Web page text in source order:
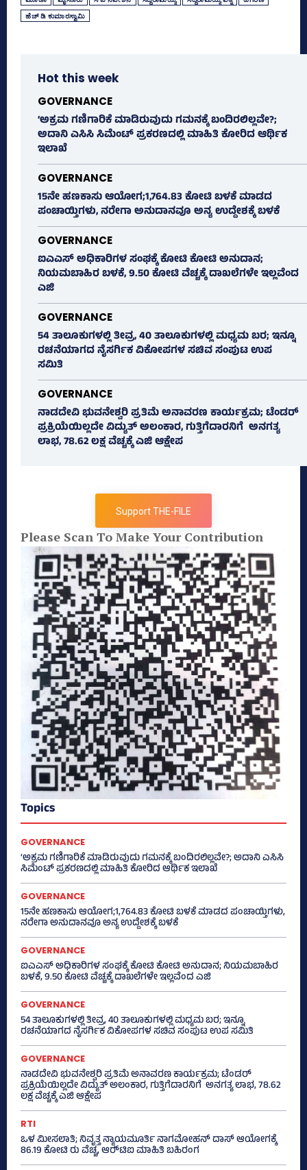
ಹೆಚ್‌ ಡಿ ಕುಮಾರಸ್ವಾಮಿ
Hot this week
GOVERNANCE
‘ಅಕ್ರಮ ಗಣಿಗಾರಿಕೆ ಮಾಡಿರುವುದು ಗಮನಕ್ಕೆ ಬಂದಿರಲಿಲ್ಲವೇ?;
ಅದಾನಿ ಎಸಿಸಿ ಸಿಮೆಂಟ್ ಪ್ರಕರಣದಲ್ಲಿ ಮಾಹಿತಿ ಕೋರಿದ ಆರ್ಥಿಕ
ಇಲಾಖೆ
GOVERNANCE
15ನೇ ಹಣಕಾಸು ಆಯೋಗ;1,764.83 ಕೋಟಿ ಬಳಕೆ ಮಾಡದ
ಪಂಚಾಯ್ತಿಗಳು, ನರೇಗಾ ಅನುದಾನವೂ ಅನ್ಯ ಉದ್ದೇಶಕ್ಕೆ ಬಳಕೆ
GOVERNANCE
ಐಎಎಸ್‌ ಅಧಿಕಾರಿಗಳ ಸಂಘಕ್ಕೆ ಕೋಟಿ ಕೋಟಿ ಅನುದಾನ;
ನಿಯಮಬಾಹಿರ ಬಳಕೆ, 9.50 ಕೋಟಿ ವೆಚ್ಚಕ್ಕೆ ದಾಖಲೆಗಳೇ ಇಲ್ಲವೆಂದ
ಎಜಿ
GOVERNANCE
54 ತಾಲೂಕುಗಳಲ್ಲಿ ತೀವ್ರ, 40 ತಾಲೂಕುಗಳಲ್ಲಿ ಮಧ್ಯಮ ಬರ; ಇನ್ನೂ
ರಚನೆಯಾಗದ ನೈಸರ್ಗಿಕ ವಿಕೋಪಗಳ ಸಚಿವ ಸಂಪುಟ ಉಪ
ಸಮಿತಿ
GOVERNANCE
ನಾಡದೇವಿ ಭುವನೇಶ್ವರಿ ಪ್ರತಿಮೆ ಅನಾವರಣ ಕಾರ್ಯಕ್ರಮ; ಟೆಂಡರ್
ಪ್ರಕ್ರಿಯೆಯಿಲ್ಲದೇ ವಿದ್ಯುತ್‌ ಅಲಂಕಾರ, ಗುತ್ತಿಗೆದಾರನಿಗೆ ಅನಗತ್ಯ
ಲಾಭ, 78.62 ಲಕ್ಷ ವೆಚ್ಚಕ್ಕೆ ಎಜಿ ಆಕ್ಷೇಪ
Support THE-FILE
Please Scan To Make Your Contribution
Topics
GOVERNANCE
‘ಅಕ್ರಮ ಗಣಿಗಾರಿಕೆ ಮಾಡಿರುವುದು ಗಮನಕ್ಕೆ ಬಂದಿರಲಿಲ್ಲವೇ?; ಅದಾನಿ ಎಸಿಸಿ
ಸಿಮೆಂಟ್ ಪ್ರಕರಣದಲ್ಲಿ ಮಾಹಿತಿ ಕೋರಿದ ಆರ್ಥಿಕ ಇಲಾಖೆ
GOVERNANCE
15ನೇ ಹಣಕಾಸು ಆಯೋಗ;1,764.83 ಕೋಟಿ ಬಳಕೆ ಮಾಡದ ಪಂಚಾಯ್ತಿಗಳು,
ನರೇಗಾ ಅನುದಾನವೂ ಅನ್ಯ ಉದ್ದೇಶಕ್ಕೆ ಬಳಕೆ
GOVERNANCE
ಐಎಎಸ್‌ ಅಧಿಕಾರಿಗಳ ಸಂಘಕ್ಕೆ ಕೋಟಿ ಕೋಟಿ ಅನುದಾನ; ನಿಯಮಬಾಹಿರ
ಬಳಕೆ, 9.50 ಕೋಟಿ ವೆಚ್ಚಕ್ಕೆ ದಾಖಲೆಗಳೇ ಇಲ್ಲವೆಂದ ಎಜಿ
GOVERNANCE
54 ತಾಲೂಕುಗಳಲ್ಲಿ ತೀವ್ರ, 40 ತಾಲೂಕುಗಳಲ್ಲಿ ಮಧ್ಯಮ ಬರ; ಇನ್ನೂ
ರಚನೆಯಾಗದ ನೈಸರ್ಗಿಕ ವಿಕೋಪಗಳ ಸಚಿವ ಸಂಪುಟ ಉಪ ಸಮಿತಿ
GOVERNANCE
ನಾಡದೇವಿ ಭುವನೇಶ್ವರಿ ಪ್ರತಿಮೆ ಅನಾವರಣ ಕಾರ್ಯಕ್ರಮ; ಟೆಂಡರ್
ಪ್ರಕ್ರಿಯೆಯಿಲ್ಲದೇ ವಿದ್ಯುತ್‌ ಅಲಂಕಾರ, ಗುತ್ತಿಗೆದಾರನಿಗೆ ಅನಗತ್ಯ ಲಾಭ, 78.62
ಲಕ್ಷ ವೆಚ್ಚಕ್ಕೆ ಎಜಿ ಆಕ್ಷೇಪ
RTI
ಒಳ ಮೀಸಲಾತಿ; ನಿವೃತ್ತ ನ್ಯಾಯಮೂರ್ತಿ ನಾಗಮೋಹನ್ ದಾಸ್ ಆಯೋಗಕ್ಕೆ
86.19 ಕೋಟಿ ರು ವೆಚ್ಚ, ಆರ್‍‌ಟಿಐ ಮಾಹಿತಿ ಬಹಿರಂಗ